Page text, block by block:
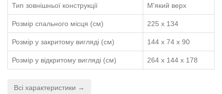
Тип зовнішньої конструкції М'який верх
Розмір спального місця (см) 225 х 134
Розмір у закритому вигляді (см) 144 х 74 х 90
Розмір у відкритому вигляді (см) 264 х 144 х 178
Всі характеристики →